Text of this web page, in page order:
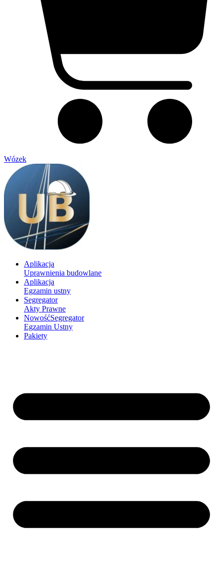
Wózek
Aplikacja
Uprawnienia budowlane
Aplikacja
Egzamin ustny
Segregator
Akty Prawne
NowośćSegregator
Egzamin Ustny
Pakiety